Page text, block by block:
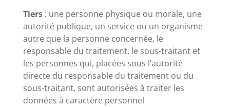
Tiers: une personne physique ou morale, une
autorité publique, un service ou un organisme
autre que la personne concernée, le
responsable du traitement, le sous-traitant et
les personnes qui, placées sous l’autorité
directe du responsable du traitement ou du
sous-traitant, sont autorisées à traiter les
données à caractère personnel